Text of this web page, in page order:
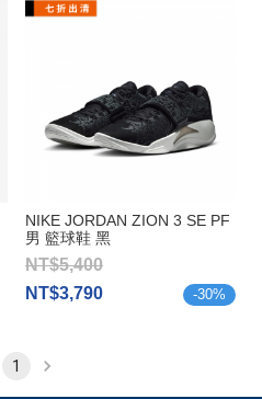
NIKE JORDAN ZION 3 SE PF
男 籃球鞋 黑
NT$5,400
NT$3,790
-30%
1